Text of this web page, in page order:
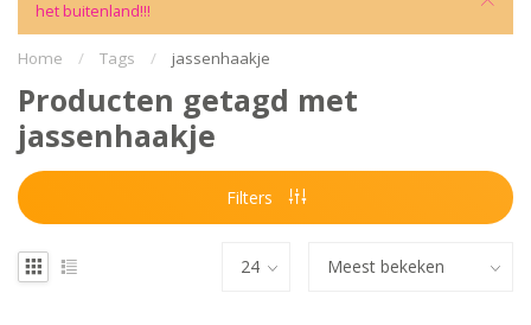
het buitenland!!!
Home / Tags / jassenhaakje
Producten getagd met
jassenhaakje
Filters